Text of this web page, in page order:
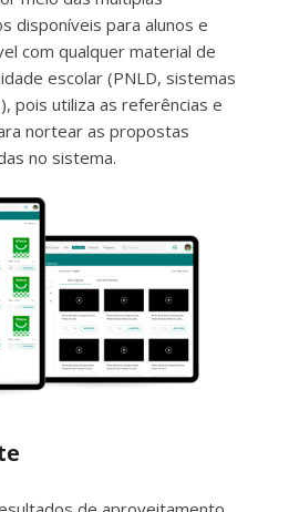
disponíveis para alunos e
com qualquer material de
escolar (PNLD, sistemas
pois utiliza as referências e
nortear as propostas
no sistema.